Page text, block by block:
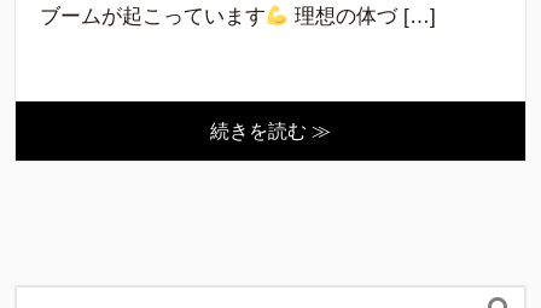
ブームが起こっています
理想の体づ […]
続きを読む ≫